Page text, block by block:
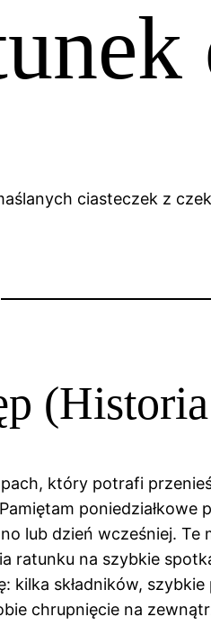
który potrafi
poniedziałkowe
lub dzień wcześniej.
ratunku na szybkie
kilka składników,
chrupnięcie na